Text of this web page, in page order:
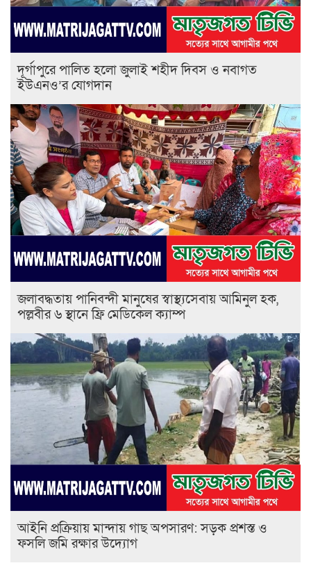
‎দূর্গাপুরে পালিত হলো জুলাই শহীদ দিবস ও নবাগত
ইউএনও’র যোগদান ‎
জলাবদ্ধতায় পানিবন্দী মানুষের স্বাস্থ্যসেবায় আমিনুল হক,
পল্লবীর ৬ স্থানে ফ্রি মেডিকেল ক্যাম্প
আইনি প্রক্রিয়ায় মান্দায় গাছ অপসারণ: সড়ক প্রশস্ত ও
ফসলি জমি রক্ষার উদ্যোগ